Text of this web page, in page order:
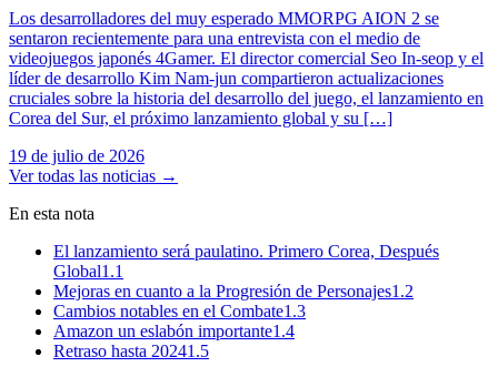
Los desarrolladores del muy esperado MMORPG AION 2 se
sentaron recientemente para una entrevista con el medio de
videojuegos japonés 4Gamer. El director comercial Seo In-seop y el
líder de desarrollo Kim Nam-jun compartieron actualizaciones
cruciales sobre la historia del desarrollo del juego, el lanzamiento en
Corea del Sur, el próximo lanzamiento global y su […]
19 de julio de 2026
Ver todas las noticias →
En esta nota
El lanzamiento será paulatino. Primero Corea, Después
Global1.1
Mejoras en cuanto a la Progresión de Personajes1.2
Cambios notables en el Combate1.3
Amazon un eslabón importante1.4
Retraso hasta 20241.5